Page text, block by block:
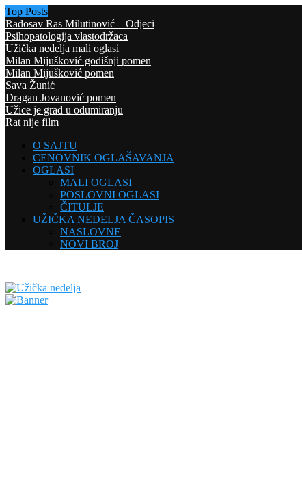
Top Posts
Radosav Ras Milutinović – Odjeci
Psihopatologija vlastodržaca
Užička nedelja mali oglasi
Milan Mijušković godišnji pomen
Milan Mijušković pomen
Sava Žunić
Dragan Jovanović pomen
Užice je grad u odumiranju
Rat nije film
O SAJTU
CENOVNIK OGLAŠAVANJA
OGLASI
MALI OGLASI
POSLOVNI OGLASI
ČITULJE
UŽIČKA NEDELJA ČASOPIS
NASLOVNE
NOVI BROJ